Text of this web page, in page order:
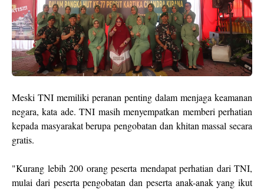
Meski TNI memiliki peranan penting dalam menjaga keamanan
negara, kata ade. TNI masih menyempatkan memberi perhatian
kepada masyarakat berupa pengobatan dan khitan massal secara
gratis.
"Kurang lebih 200 orang peserta mendapat perhatian dari TNI,
mulai dari peserta pengobatan dan peserta anak-anak yang ikut